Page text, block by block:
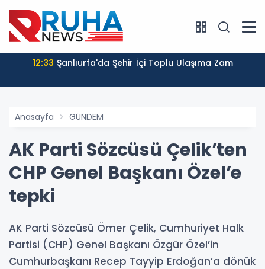
12:33 Şanlıurfa'da Şehir İçi Toplu Ulaşıma Zam
Anasayfa GÜNDEM
AK Parti Sözcüsü Çelik’ten
CHP Genel Başkanı Özel’e
tepki
AK Parti Sözcüsü Ömer Çelik, Cumhuriyet Halk
Partisi (CHP) Genel Başkanı Özgür Özel’in
Cumhurbaşkanı Recep Tayyip Erdoğan’a dönük